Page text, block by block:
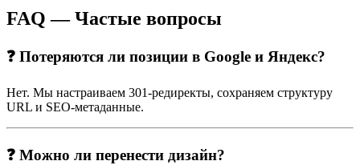
FAQ — Частые вопросы
❓ Потеряются ли позиции в Google и Яндекс?
Нет. Мы настраиваем 301-редиректы, сохраняем структуру
URL и SEO-метаданные.
❓ Можно ли перенести дизайн?